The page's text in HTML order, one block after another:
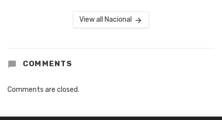
View all Nacional
COMMENTS
Comments are closed.